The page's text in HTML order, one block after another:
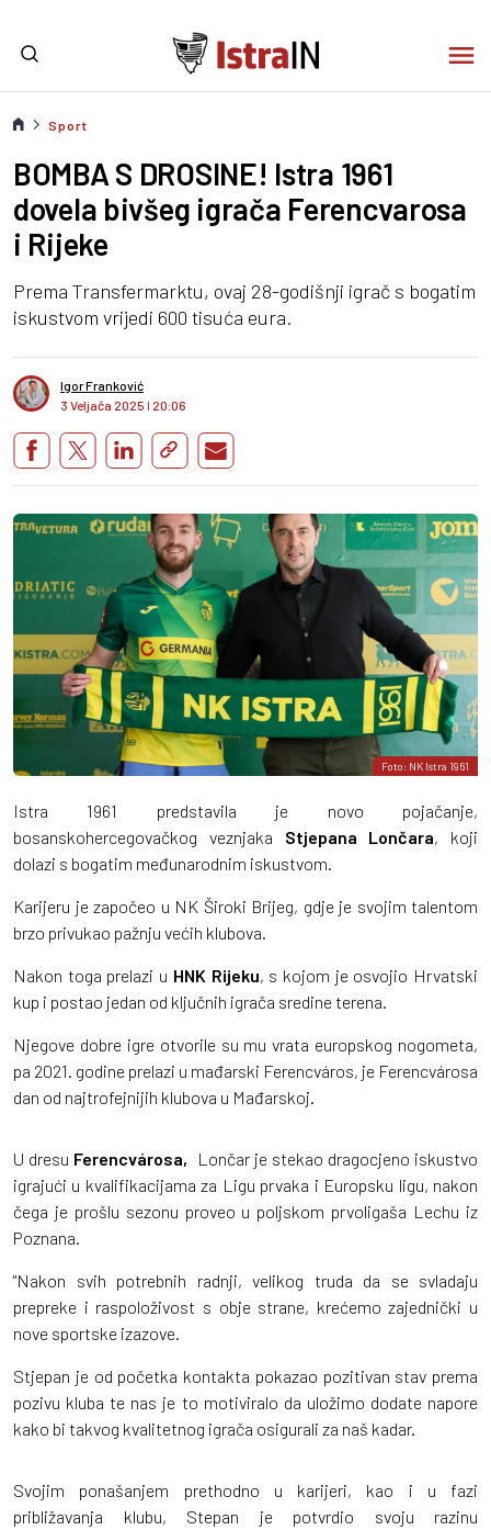
Sport
BOMBA S DROSINE! Istra 1961
dovela bivšeg igrača Ferencvarosa
i Rijeke
Prema Transfermarktu, ovaj 28-godišnji igrač s bogatim
iskustvom vrijedi 600 tisuća eura.
Igor Franković
3 Veljača 2025 I 20:06
Foto: NK Istra 1961
Istra 1961 predstavila je novo pojačanje,
bosanskohercegovačkog veznjaka Stjepana Lončara, koji
dolazi s bogatim međunarodnim iskustvom.
Karijeru je započeo u NK Široki Brijeg, gdje je svojim talentom
brzo privukao pažnju većih klubova.
Nakon toga prelazi u HNK Rijeku, s kojom je osvojio Hrvatski
kup i postao jedan od ključnih igrača sredine terena.
Njegove dobre igre otvorile su mu vrata europskog nogometa,
pa 2021. godine prelazi u mađarski Ferencváros, je Ferencvárosa
dan od najtrofejnijih klubova u Mađarskoj.
U dresu Ferencvárosa,
Lončar je stekao dragocjeno iskustvo
igrajući u kvalifikacijama za Ligu prvaka i Europsku ligu, nakon
čega je prošlu sezonu proveo u poljskom prvoligaša Lechu iz
Poznana.
"Nakon svih potrebnih radnji, velikog truda da se svladaju
prepreke i raspoloživost s obje strane, krećemo zajednički u
nove sportske izazove.
Stjepan je od početka kontakta pokazao pozitivan stav prema
pozivu kluba te nas je to motiviralo da uložimo dodate napore
kako bi takvog kvalitetnog igrača osigurali za naš kadar.
Svojim ponašanjem prethodno u karijeri, kao i u fazi
približavanja klubu, Stepan je potvrdio svoju razinu